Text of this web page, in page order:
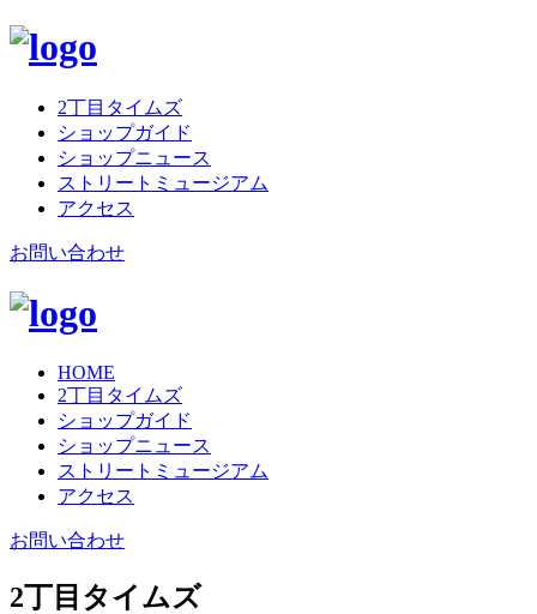
2丁目タイムズ
ショップガイド
ショップニュース
ストリートミュージアム
アクセス
お問い合わせ
HOME
2丁目タイムズ
ショップガイド
ショップニュース
ストリートミュージアム
アクセス
お問い合わせ
2丁目タイムズ